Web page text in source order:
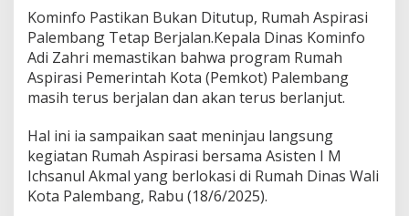
u
k
a
n
D
i
t
t
u
p
,
R
Kominfo Pastikan Bukan Ditutup, Rumah Aspirasi
Palembang Tetap Berjalan.Kepala Dinas Kominfo
Adi Zahri memastikan bahwa program Rumah
Aspirasi Pemerintah Kota (Pemkot) Palembang
masih terus berjalan dan akan terus berlanjut.
Hal ini ia sampaikan saat meninjau langsung
kegiatan Rumah Aspirasi bersama Asisten I M
Ichsanul Akmal yang berlokasi di Rumah Dinas Wali
Kota Palembang, Rabu (18/6/2025).